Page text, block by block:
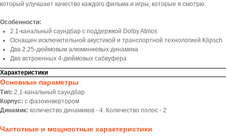
который улучшает качество каждого фильма и игры, которые я смотрю.
Особенности:
2.1-канальный саундбар с поддержкой Dolby Atmos
Оснащен исключительной акустикой и транспортной технологией Klipsch
Два 2,25-дюймовым алюминиевых динамика
Два встроенных 4-дюймовых сабвуфера
Характеристики
Основные параметры
Тип: 2.1-канальный саундбар
Корпус: с фазоинвертором
Динамик: количество динамиков - 4. Количество полос - 2
Частотные и мощностные характеристики